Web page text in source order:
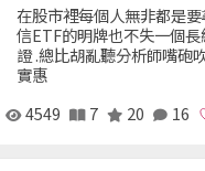
在股市裡每個人無非都是
信ETF的明牌也不失一個
證 .總比胡亂聽分析師嘴砲
實惠
4549
7 20 16